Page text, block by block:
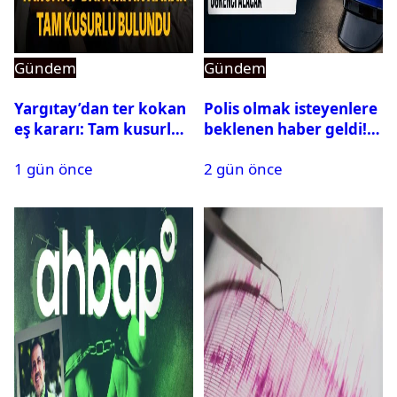
Gündem
Yargıtay’dan ter kokan
eş kararı: Tam kusurlu
1 gün önce
Gündem
Polis olmak isteyenlere
beklenen haber geldi!
2 gün önce